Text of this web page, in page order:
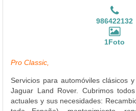
986422132
1Foto
Pro Classic,
Servicios para automóviles clásicos
Jaguar Land Rover. Cubrimos
actuales y sus necesidades: